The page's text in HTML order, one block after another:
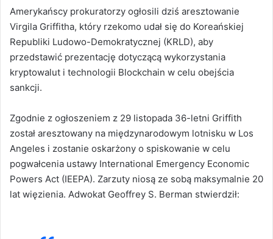
Amerykańscy prokuratorzy ogłosili dziś aresztowanie
Virgila Griffitha, który rzekomo udał się do Koreańskiej
Republiki Ludowo-Demokratycznej (KRLD), aby
przedstawić prezentację dotyczącą wykorzystania
kryptowalut i technologii Blockchain w celu obejścia
sankcji.
Zgodnie z ogłoszeniem z 29 listopada 36-letni Griffith
został aresztowany na międzynarodowym lotnisku w Los
Angeles i zostanie oskarżony o spiskowanie w celu
pogwałcenia ustawy International Emergency Economic
Powers Act (IEEPA). Zarzuty niosą ze sobą maksymalnie 20
lat więzienia. Adwokat Geoffrey S. Berman stwierdził: